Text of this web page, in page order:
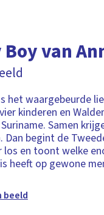
Boy van
het waargebeurde
kinderen en
Samen
Dan begint de
los en toont welke
heeft op gewone
beeld